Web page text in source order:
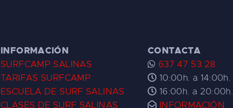
INFORMACIÓN
SURFCAMP SALINAS
TARIFAS SURFCAMP
ESCUELA DE SURF SALINAS
CLASES DE SURF SALINAS
CONTACTA
637 47 53 28
10:00h. a 14:00h.
16:00h. a 20:00h.
INFORMACIÓN